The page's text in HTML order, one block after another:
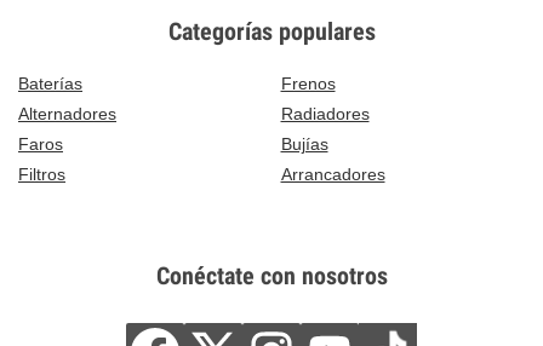
Categorías populares
Baterías
Frenos
Alternadores
Radiadores
Faros
Bujías
Filtros
Arrancadores
Conéctate con nosotros